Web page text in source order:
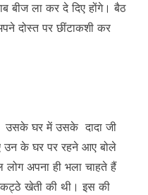
बीज ला कर दे दिए होंगे। बैठ
दोस्त पर छींटाकशी कर
उसके घर में उसके दादा जी
उन के घर पर रहने आए बोले
अपना ही भला चाहते हैं
खेती की थी। इस की